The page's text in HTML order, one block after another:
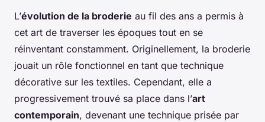
L’évolution de la broderie au fil des ans a permis à
cet art de traverser les époques tout en se
réinventant constamment. Originellement, la broderie
jouait un rôle fonctionnel en tant que technique
décorative sur les textiles. Cependant, elle a
progressivement trouvé sa place dans l’art
contemporain, devenant une technique prisée par